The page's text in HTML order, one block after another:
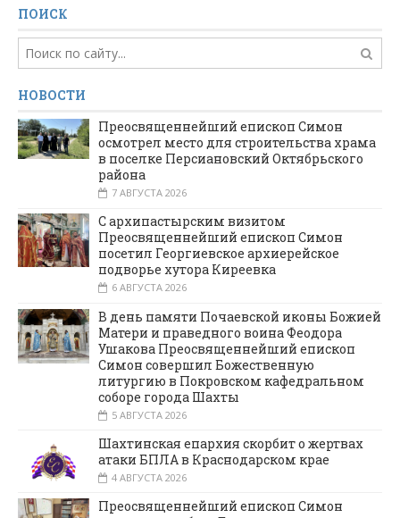
ПОИСК
НОВОСТИ
Преосвященнейший епископ Симон
осмотрел место для строительства храма
в поселке Персиановский Октябрьского
района
7 АВГУСТА 2026
С архипастырским визитом
Преосвященнейший епископ Симон
посетил Георгиевское архиерейское
подворье хутора Киреевка
6 АВГУСТА 2026
В день памяти Почаевской иконы Божией
Матери и праведного воина Феодора
Ушакова Преосвященнейший епископ
Симон совершил Божественную
литургию в Покровском кафедральном
соборе города Шахты
5 АВГУСТА 2026
Шахтинская епархия скорбит о жертвах
атаки БПЛА в Краснодарском крае
4 АВГУСТА 2026
Преосвященнейший епископ Симон